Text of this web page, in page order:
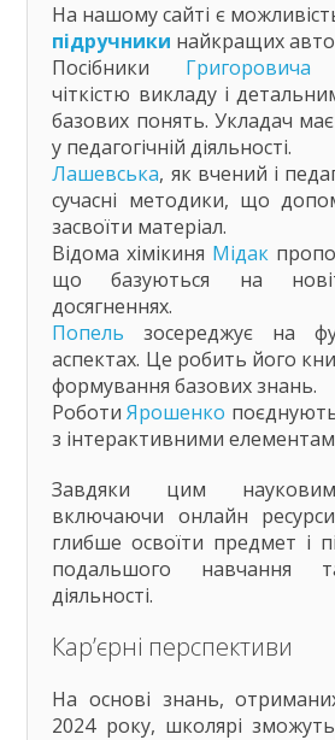
На нашому сайті є
підручники найкращих
Посібники Григоровича
чіткістю викладу і
базових понять. Укладач
у педагогічній діяльності.
Лашевська, як вчений і
сучасні методики, що
засвоїти матеріал.
Відома хімікиня Мідак
що базуються на
досягненнях.
Попель зосереджує на
аспектах. Це робить його
формування базових знань.
РоботиЯрошенко поєднують
з інтерактивними
Завдяки цим
включаючи онлайн
глибше освоїти предмет і
подальшого навчання
діяльності.
Кар’єрні перспективи
На основі знань,
2024 року, школярі